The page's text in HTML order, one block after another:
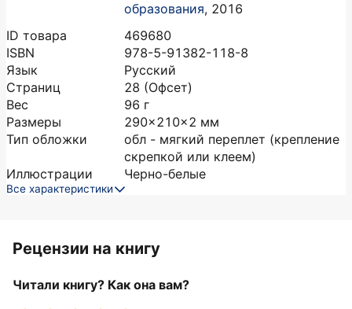
образования, 2016
ID товара
469680
ISBN
978-5-91382-118-8
Язык
Русский
Страниц
28 (Офсет)
Вес
96 г
Размеры
290x210x2 мм
Тип обложки
обл - мягкий переплет (крепление
скрепкой или клеем)
Иллюстрации
Черно-белые
Все характеристики
Рецензии на книгу
Читали книгу? Как она вам?